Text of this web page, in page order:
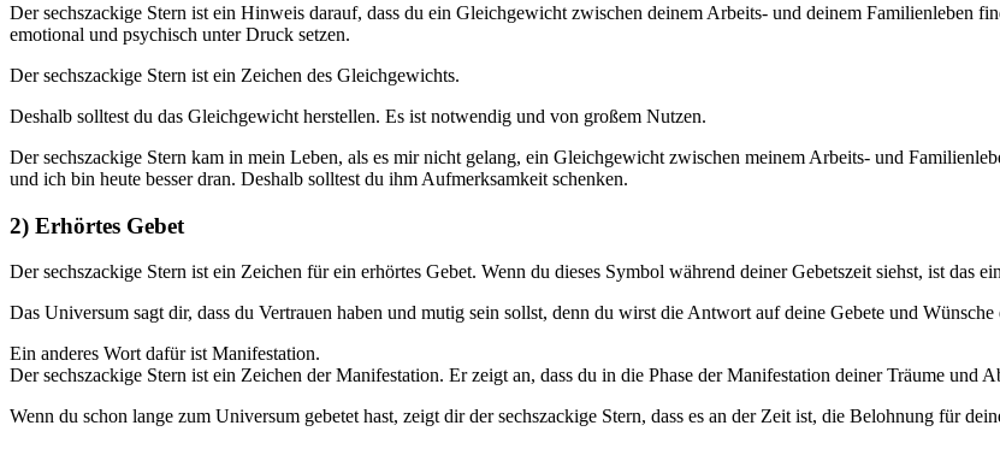
Der sechszackige Stern ist ein Hinweis darauf, dass du ein Gleichgewicht zwischen deinem Arbeits- und deinem Familienleben
emotional und psychisch unter Druck setzen.
Der sechszackige Stern ist ein Zeichen des Gleichgewichts.
Deshalb solltest du das Gleichgewicht herstellen. Es ist notwendig und von großem Nutzen.
Der sechszackige Stern kam in mein Leben, als es mir nicht gelang, ein Gleichgewicht zwischen meinem Arbeits- und
und ich bin heute besser dran. Deshalb solltest du ihm Aufmerksamkeit schenken.
2) Erhörtes Gebet
Der sechszackige Stern ist ein Zeichen für ein erhörtes Gebet. Wenn du dieses Symbol während deiner Gebetszeit siehst, ist das
Das Universum sagt dir, dass du Vertrauen haben und mutig sein sollst, denn du wirst die Antwort auf deine Gebete und Wünsche
Ein anderes Wort dafür ist Manifestation.
Der sechszackige Stern ist ein Zeichen der Manifestation. Er zeigt an, dass du in die Phase der Manifestation deiner Träume und
Wenn du schon lange zum Universum gebetet hast, zeigt dir der sechszackige Stern, dass es an der Zeit ist, die Belohnung für